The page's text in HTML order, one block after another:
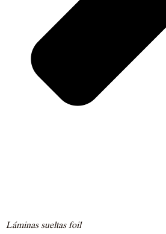
Láminas sueltas foil